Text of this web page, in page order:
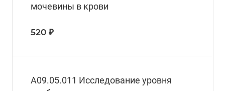
мочевины в крови
520 ₽
A09.05.011 Исследование уровня